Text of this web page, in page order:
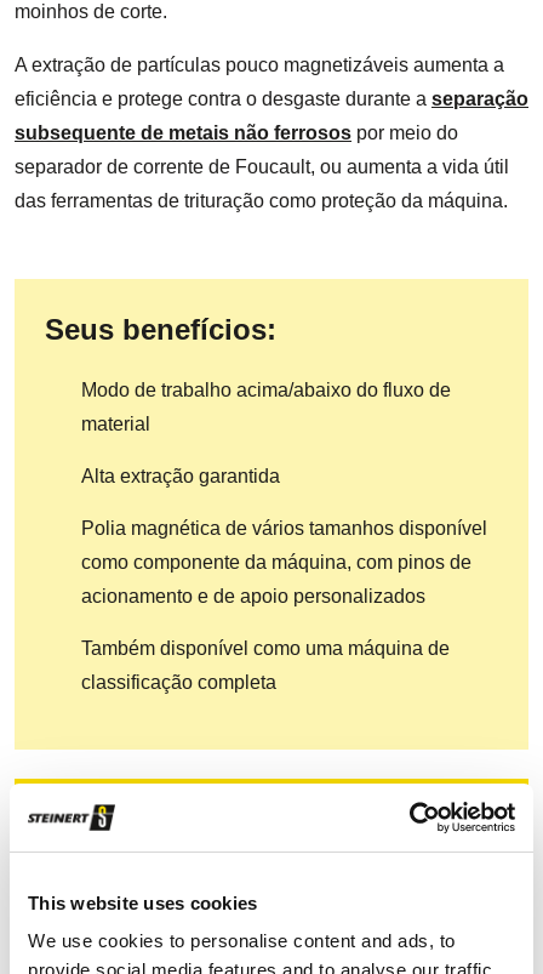
This website uses cookies
We use cookies to personalise content and ads, to
provide social media features and to analyse our traffic.
moinhos de corte.
A extração de partículas pouco magnetizáveis aumenta a
eficiência e protege contra o desgaste durante a separação
subsequente de metais não ferrosos por meio do
separador de corrente de Foucault, ou aumenta a vida útil
das ferramentas de trituração como proteção da máquina.
Seus benefícios:
Modo de trabalho acima/abaixo do fluxo de
material
Alta extração garantida
Polia magnética de vários tamanhos disponível
como componente da máquina, com pinos de
acionamento e de apoio personalizados
Também disponível como uma máquina de
classificação completa
Encontre seu parceiro de contato